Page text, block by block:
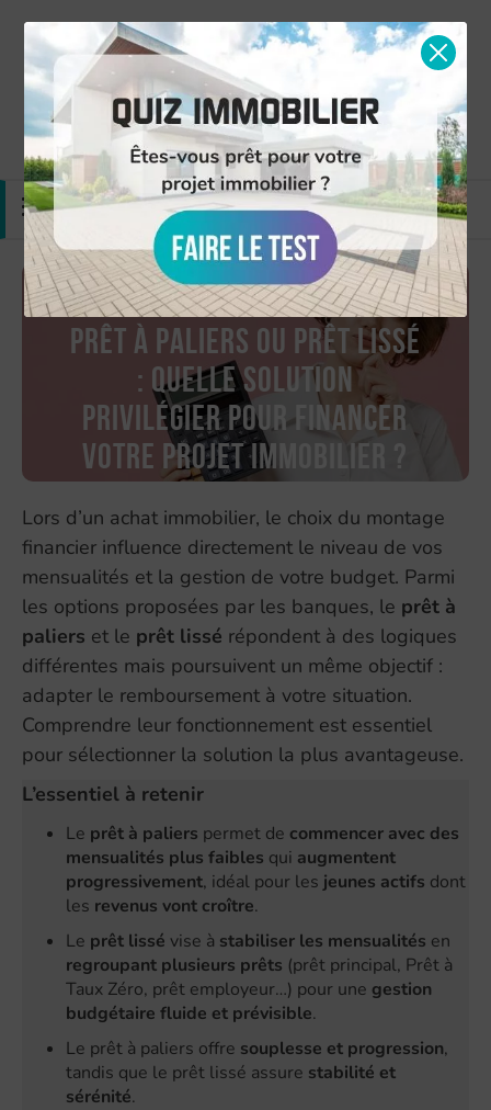
Simulation gratuite Nous contacter
MENU
Prêt à paliers ou prêt lissé
: quelle solution
privilégier pour financer
votre projet immobilier ?
Lors d’un achat immobilier, le choix du montage
financier influence directement le niveau de vos
mensualités et la gestion de votre budget. Parmi
les options proposées par les banques, le prêt à
paliers et le prêt lissé répondent à des logiques
différentes mais poursuivent un même objectif :
adapter le remboursement à votre situation.
Comprendre leur fonctionnement est essentiel
pour sélectionner la solution la plus avantageuse.
L’essentiel à retenir
Le prêt à paliers permet de commencer avec des
mensualités plus faibles qui augmentent
progressivement, idéal pour les jeunes actifs dont
les revenus vont croître.
Le prêt lissé vise à stabiliser les mensualités en
regroupant plusieurs prêts (prêt principal, Prêt à
Taux Zéro, prêt employeur…) pour une gestion
budgétaire fluide et prévisible.
Le prêt à paliers offre souplesse et progression,
tandis que le prêt lissé assure stabilité et
sérénité.